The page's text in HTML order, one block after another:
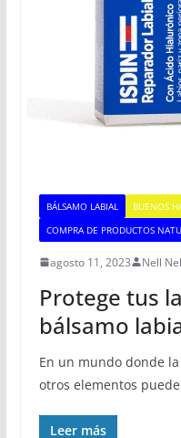
BÁLSAMO LABIAL
BUENOS
COMPRA DE PRODUCTOS
agosto 11, 2023 Nell
Protege tus
bálsamo
En un mundo donde
otros elementos
Leer más